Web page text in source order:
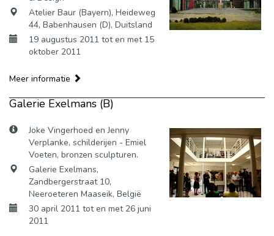
Atelier Baur (Bayern), Heideweg
44, Babenhausen (D), Duitsland
19 augustus 2011 tot en met 15
oktober 2011
Meer informatie
Galerie Exelmans (B)
Joke Vingerhoed en Jenny
Verplanke, schilderijen - Emiel
Voeten, bronzen sculpturen.
Galerie Exelmans,
Zandbergerstraat 10,
Neeroeteren Maaseik, België
30 april 2011 tot en met 26 juni
2011